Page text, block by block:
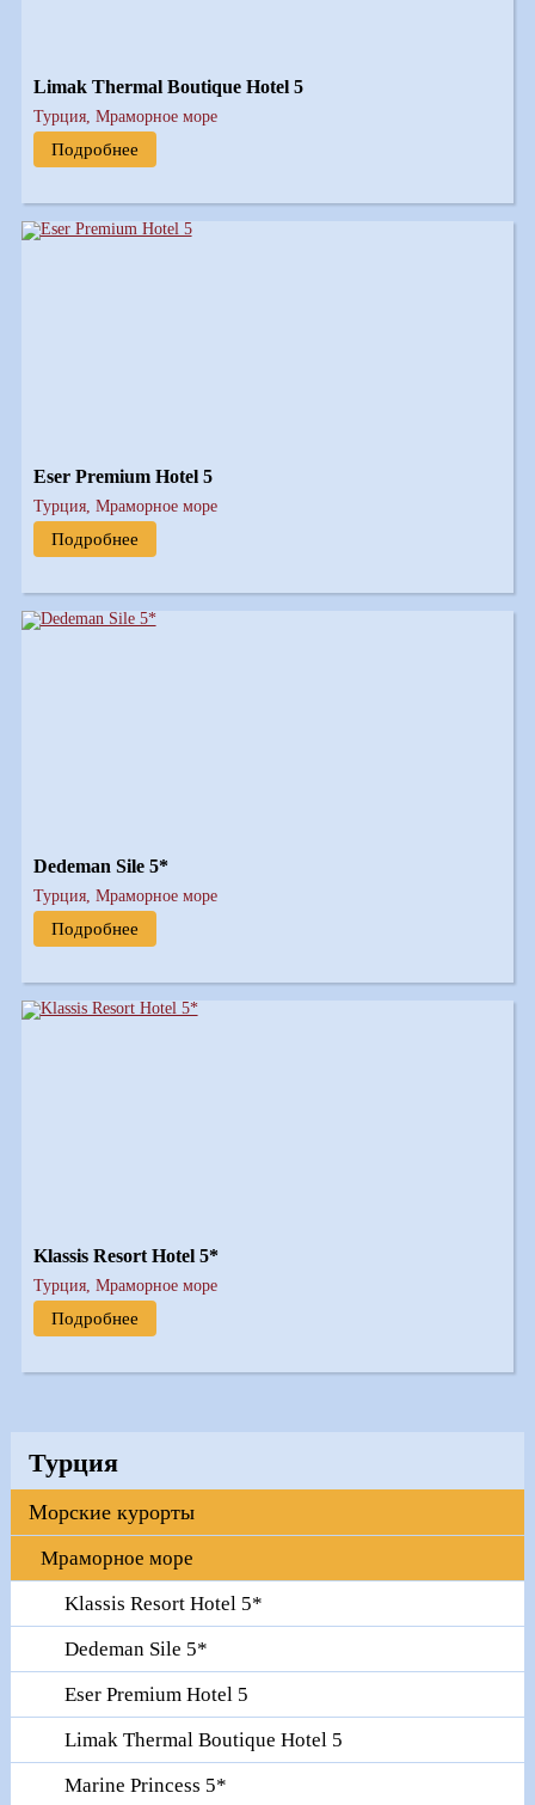
Limak Thermal Boutique Hotel 5
Турция, Мраморное море
Подробнее
Eser Premium Hotel 5
Турция, Мраморное море
Подробнее
Dedeman Sile 5*
Турция, Мраморное море
Подробнее
Klassis Resort Hotel 5*
Турция, Мраморное море
Подробнее
Турция
Морские курорты
Мраморное море
Klassis Resort Hotel 5*
Dedeman Sile 5*
Eser Premium Hotel 5
Limak Thermal Boutique Hotel 5
Marine Princess 5*